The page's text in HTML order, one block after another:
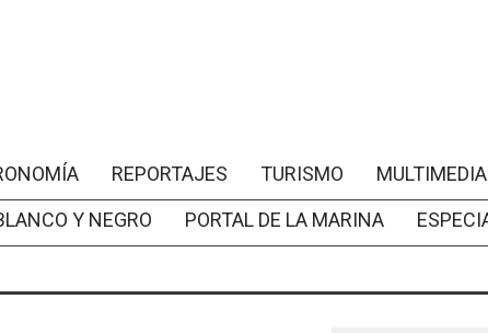
REPORTAJES TURISMO
MULTIMEDIA
Y NEGRO PORTAL DE LA MARINA